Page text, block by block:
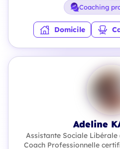
Coaching
Domicile
Adeline
Assistante Sociale
Coach Professionnelle